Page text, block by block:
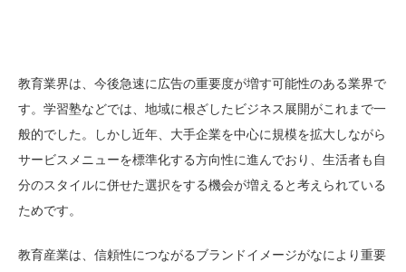
教育業界は、今後急速に広告の重要度が増す可能性のある業界で
す。学習塾などでは、地域に根ざしたビジネス展開がこれまで一
般的でした。しかし近年、大手企業を中心に規模を拡大しながら
サービスメニューを標準化する方向性に進んでおり、生活者も自
分のスタイルに併せた選択をする機会が増えると考えられている
ためです。
教育産業は、信頼性につながるブランドイメージがなにより重要